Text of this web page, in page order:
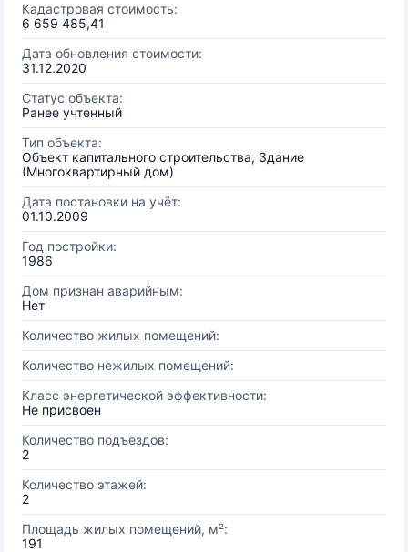
Кадастровая стоимость:
6 659 485,41
Дата обновления стоимости:
31.12.2020
Статус объекта:
Ранее учтенный
Тип объекта:
Объект капитального строительства, Здание
(Многоквартирный дом)
Дата постановки на учёт:
01.10.2009
Год постройки:
1986
Дом признан аварийным:
Нет
Количество жилых помещений:
Количество нежилых помещений:
Класс энергетической эффективности:
Не присвоен
Количество подъездов:
2
Количество этажей:
2
Площадь жилых помещений, м²:
191